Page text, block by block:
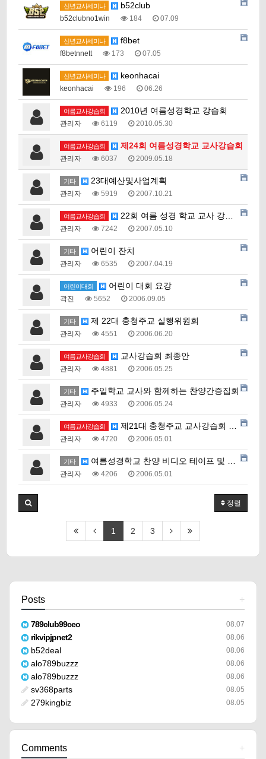
신년교사세미나 b52club
b52clubno1win 184 07.09
신년교사세미나 f8bet
f8betnnett 173 07.05
신년교사세미나 keonhacai
keonhacai 196 06.26
여름교사강습회 2010년 여름성경학교 강습회
관리자 6119 2010.05.30
여름교사강습회 제24회 여름성경학교 교사강습회
관리자 6037 2009.05.18
기타 23대예산및사업계획
관리자 5919 2007.10.21
여름교사강습회 22회 여름 성경 학교 교사 강습회
관리자 7242 2007.05.10
기타 어린이 잔치
관리자 6535 2007.04.19
어린이대회 어린이 대회 요강
곽진 5652 2006.09.05
기타 제 22대 충청주교 실행위원회
관리자 4551 2006.06.20
여름교사강습회 교사강습회 최종안
관리자 4881 2006.05.25
기타 주일학교 교사와 함께하는 찬양간증집회
관리자 4933 2006.05.24
여름교사강습회 제21대 충청주교 교사강습회 스폰서 확보 협조 요청
관리자 4720 2006.05.01
기타 여름성경학교 찬양 비디오 테이프 및 찬양 노래집 무료 …
관리자 4206 2006.05.01
정렬
1 2 3
+
Posts
08.07
789club99ceo
08.06
rikvipjpnet2
08.06
b52deal
08.06
alo789buzzz
08.06
alo789buzzz
08.05
sv368parts
08.05
279kingbiz
+
Comments